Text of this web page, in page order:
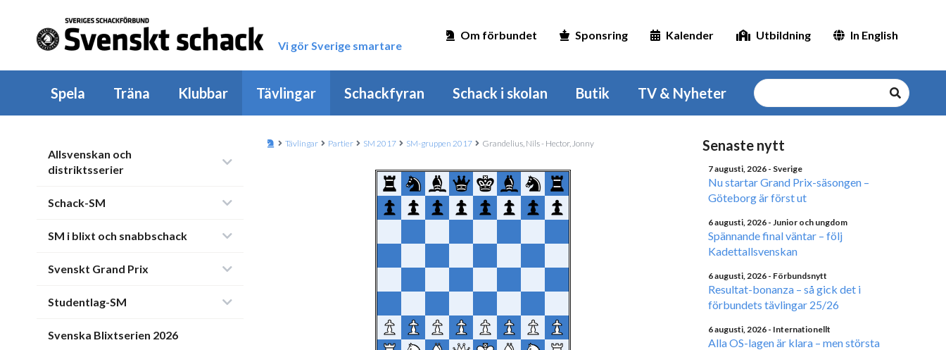
Vi gör Sverige smartare
Om förbundet Sponsring Kalender Utbildning In English
Spela Träna Klubbar Tävlingar Schackfyran Schack i skolan Butik TV & Nyheter
Allsvenskan och
distriktsserier
Schack-SM
SM i blixt och snabbschack
Svenskt Grand Prix
Studentlag-SM
Svenska Blixtserien 2026
Tävlingar Partier SM 2017 SM-gruppen 2017 Grandelius, Nils - Hector, Jonny Senaste nytt
7 augusti, 2026 - Sverige
Nu startar Grand Prix-säsongen –
Göteborg är först ut
6 augusti, 2026 - Junior och ungdom
Spännande final väntar – följ
Kadettallsvenskan
6 augusti, 2026 - Förbundsnytt
Resultat-bonanza – så gick det i
förbundets tävlingar 25/26
6 augusti, 2026 - Internationellt
Alla OS-lagen är klara – men största